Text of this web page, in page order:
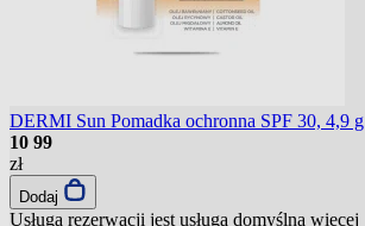
DERMI Sun Pomadka ochronna SPF 30, 4,9 g
10 99
zł
Dodaj
Usługa rezerwacji jest usługą domyślną więcej